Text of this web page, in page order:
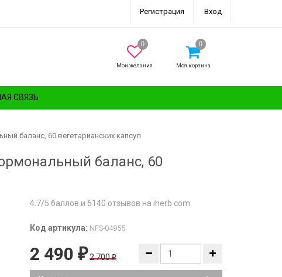
Регистрация Вход
Мои желания Моя корзина
СВЯЗЬ
баланс, 60 вегетарианских капсул
баланс, 60
4.7/5 баллов и 6140 отзывов на iherb.com
Код артикула: NFS-04955
2 490 ₽ 2 700₽